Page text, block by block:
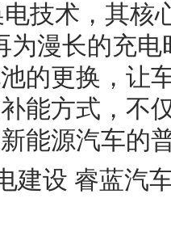
技术，其核
为漫长的充
的更换，让
能方式，不
能源汽车的